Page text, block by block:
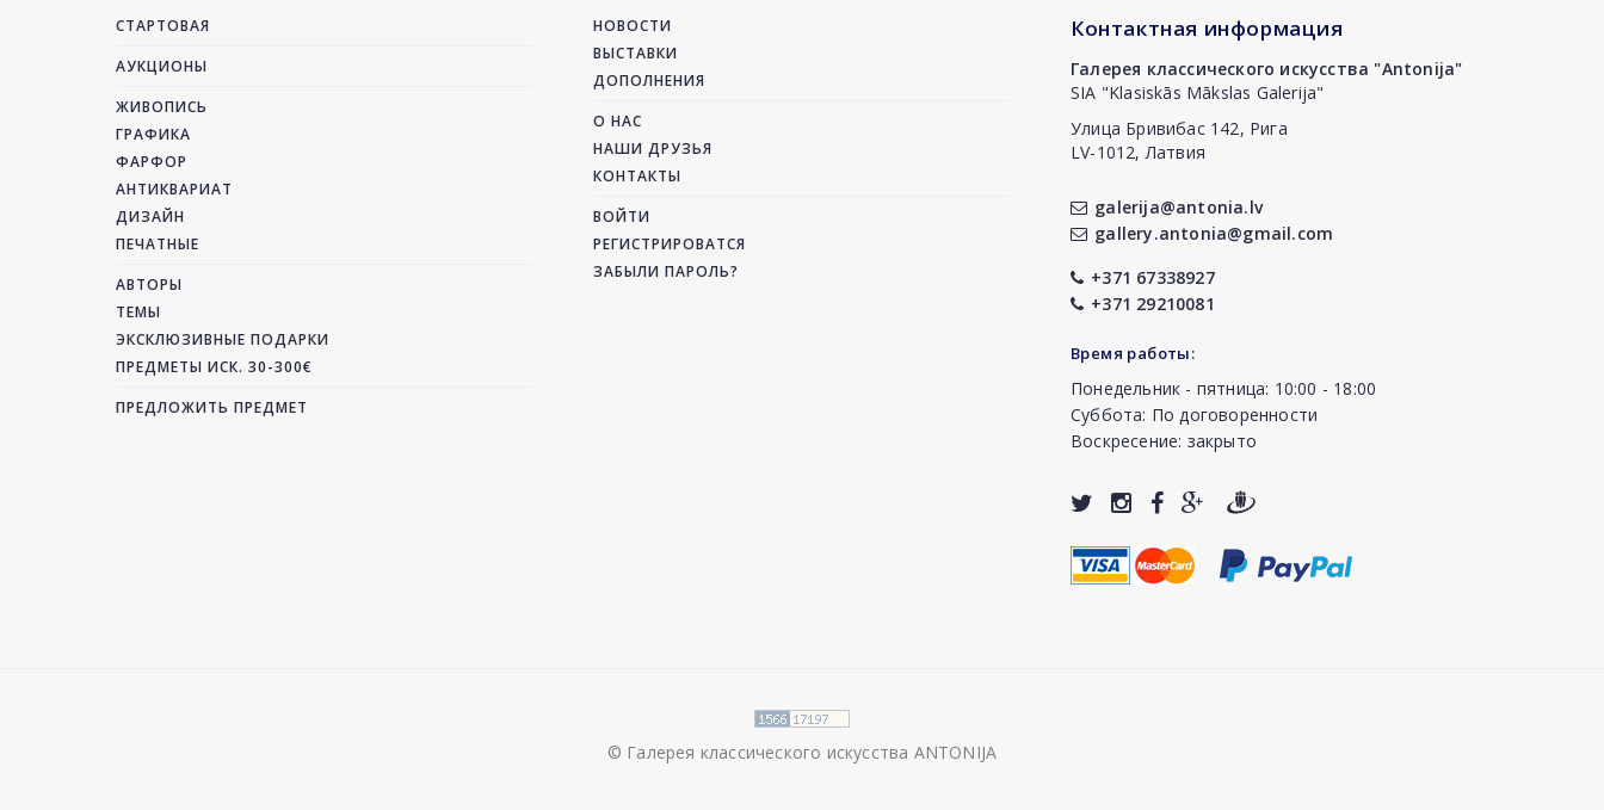
СТАРТОВАЯ
АУКЦИОНЫ
ЖИВОПИСЬ
ГРАФИКА
ФАРФОР
АНТИКВАРИАТ
ДИЗАЙН
ПЕЧАТНЫЕ
АВТОРЫ
ТЕМЫ
ЭКСКЛЮЗИВНЫЕ ПОДАРКИ
ПРЕДМЕТЫ ИСК. 30-300€
ПРЕДЛОЖИТЬ ПРЕДМЕТ
НОВОСТИ
ВЫСТАВКИ
ДОПОЛНЕНИЯ
О НАС
НАШИ ДРУЗЬЯ
КОНТАКТЫ
ВОЙТИ
РЕГИСТРИРОВАТСЯ
ЗАБЫЛИ ПАРОЛЬ?
Контактная информация
Галерея классического искусства "Antonija"
SIA "Klasiskās Mākslas Galerija"
Улица Бривибас 142, Рига
LV-1012, Латвия
galerija@antonia.lv
gallery.antonia@gmail.com
+371 67338927
+371 29210081
Время работы:
Понедельник - пятница: 10:00 - 18:00
Суббота: По договоренности
Воскресение: закрыто
© Галерея классического искусства ANTONIJA